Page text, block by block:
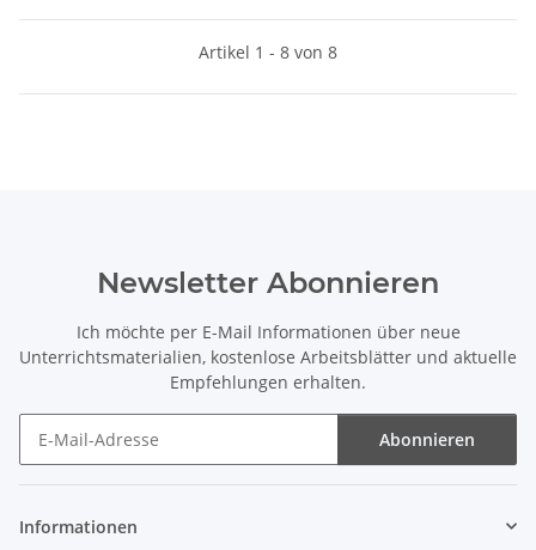
Artikel 1 - 8 von 8
Newsletter Abonnieren
Ich möchte per E-Mail Informationen über neue
Unterrichtsmaterialien, kostenlose Arbeitsblätter und aktuelle
Empfehlungen erhalten.
Abonnieren
Informationen